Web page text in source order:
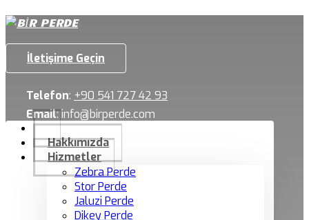
İletişime Geçin
Telefon: +90 541 727 42 93
Email:info@birperde.com
Hakkımızda
Hizmetler
Zebra Perde
Stor Perde
Jaluzi Perde
Dikey Perde